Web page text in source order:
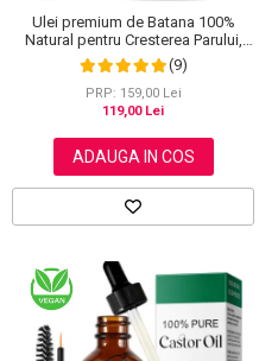
Ulei premium de Batana 100%
Natural pentru Cresterea Parului,
Tratarea scalpului, Ingrijirea Tenului,
Genelor si Sprancenelor, Aliver 60
ml
(9)
PRP: 159,00 Lei
119,00 Lei
ADAUGA IN COS